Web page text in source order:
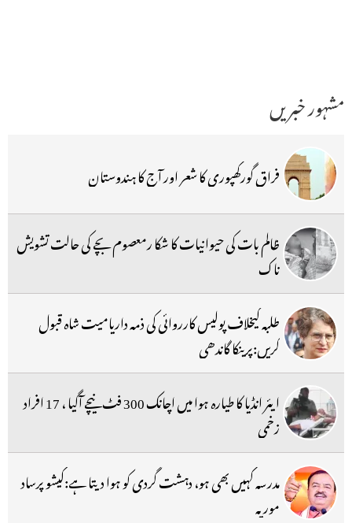
مشہور خبریں
فراق گورکھپوری کا شعر اور آج کا ہندوستان
ظالم بات کی حیوانیات کا شکا رمعصوم بچے کی حالت تشویش
ناک
طلبہ کیخلاف پولیس کارروائی کی ذمہ داریامیت شاہ قبول
کریں:پرینکا گاندھی
ایئر انڈیا کا طیارہ ہوا میں اچانک 300 فٹ نیچے آگیا ، 17 افراد
زخمی
مدرسہ کہیں بھی ہو، دہشت گردی کو ہوا دیتا ہے:کیشو پرساد
موریہ